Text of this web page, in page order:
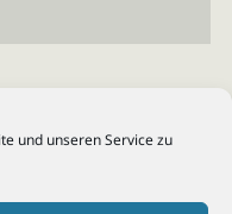
und unseren Service zu